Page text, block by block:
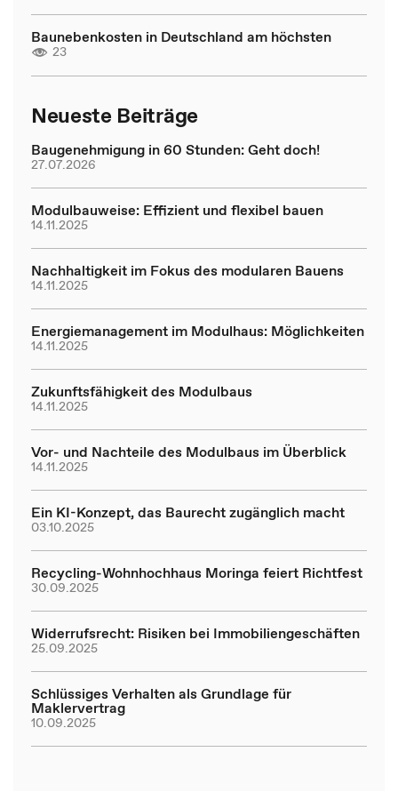
Baunebenkosten in Deutschland am höchsten
23
Neueste Beiträge
Baugenehmigung in 60 Stunden: Geht doch!
27.07.2026
Modulbauweise: Effizient und flexibel bauen
14.11.2025
Nachhaltigkeit im Fokus des modularen Bauens
14.11.2025
Energiemanagement im Modulhaus: Möglichkeiten
14.11.2025
Zukunftsfähigkeit des Modulbaus
14.11.2025
Vor- und Nachteile des Modulbaus im Überblick
14.11.2025
Ein KI-Konzept, das Baurecht zugänglich macht
03.10.2025
Recycling-Wohnhochhaus Moringa feiert Richtfest
30.09.2025
Widerrufsrecht: Risiken bei Immobiliengeschäften
25.09.2025
Schlüssiges Verhalten als Grundlage für
Maklervertrag
10.09.2025